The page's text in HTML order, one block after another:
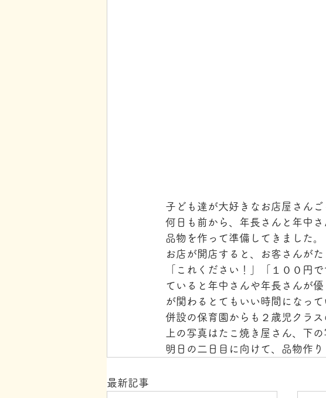
子ども達が大好きなお店屋さん
何日も前から、年長さんと年中
品物を作って準備してきました。
お店が開店すると、お客さんが
「これください！」「１００円
ていると年中さんや年長さんが
が関わるとてもいい時間になって
併設の保育園からも２歳児クラ
上の写真はたこ焼き屋さん、下
明日の二日目に向けて、品物作
最新記事